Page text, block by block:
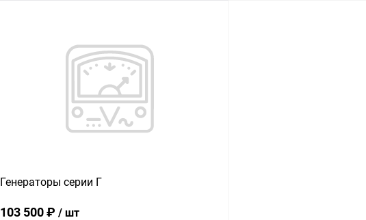
Купить в 1 клик Сравнение
Генераторы серии Г
103 500 ₽ / шт